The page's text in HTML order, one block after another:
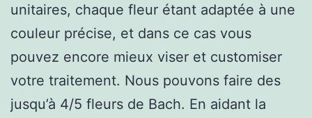
unitaires, chaque fleur étant adaptée à une
couleur précise, et dans ce cas vous
pouvez encore mieux viser et customiser
votre traitement. Nous pouvons faire des
jusqu’à 4/5 fleurs de Bach. En aidant la